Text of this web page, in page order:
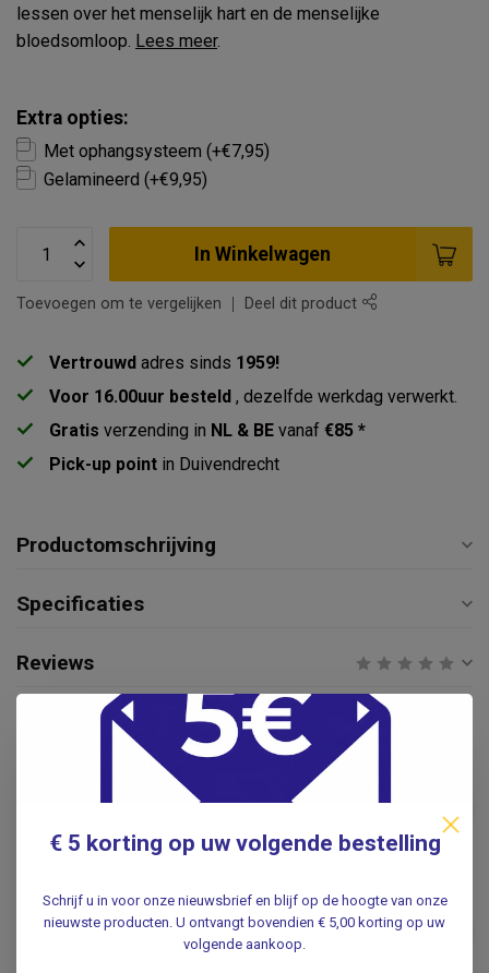
lessen over het menselijk hart en de menselijke
bloedsomloop. Lees meer.
Extra opties:
Met ophangsysteem (+€7,95)
Gelamineerd (+€9,95)
In Winkelwagen
Toevoegen om te vergelijken Deel dit product
Vertrouwd adres sinds 1959!
Voor 16.00uur besteld , dezelfde werkdag verwerkt.
Gratis verzending in NL & BE vanaf €85 *
Pick-up point in Duivendrecht
Productomschrijving
Specificaties
Reviews
Gerelateerde producten
Anatomie Poster Spieren -
Nederlands/Latijn
3B SCIENTIFIC
3B Scientific Anatomie
Poster Hand & Pols -
Engels/Latijn
€14,95
€ 5 korting op uw volgende bestelling
Schrijf u in voor onze nieuwsbrief en blijf op de hoogte van onze
nieuwste producten. U ontvangt bovendien € 5,00 korting op uw
volgende aankoop.